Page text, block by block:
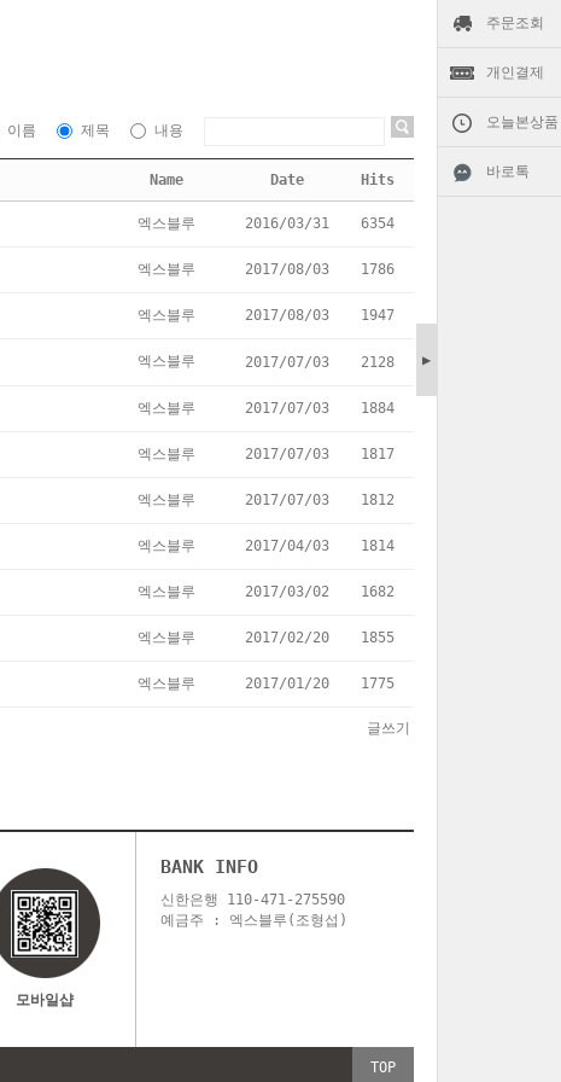
▶
주문조회
개인결제
오늘본상품
바로톡
이름 제목 내용
Name Date Hits
엑스블루 2016/03/31 6354
엑스블루 2017/08/03 1786
엑스블루 2017/08/03 1947
엑스블루 2017/07/03 2128
엑스블루 2017/07/03 1884
엑스블루 2017/07/03 1817
엑스블루 2017/07/03 1812
엑스블루 2017/04/03 1814
엑스블루 2017/03/02 1682
엑스블루 2017/02/20 1855
엑스블루 2017/01/20 1775
글쓰기
모바일샵
BANK INFO
신한은행 110-471-275590
예금주 : 엑스블루(조형섭)
TOP